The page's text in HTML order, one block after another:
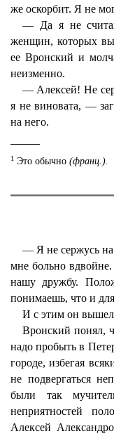
же оскорбит. Я не
— Да я не
женщин, которых
ее Вронский и
неизменно.
— Алексей! Не
я не виновата, —
на него.
1 Это обычно (франц.).
— Я не сержусь
мне больно
нашу дружбу.
понимаешь, что и
И с этим он вышел
Вронский понял,
надо пробыть в
городе, избегая
не подвергаться
были так
неприятностей
Алексей